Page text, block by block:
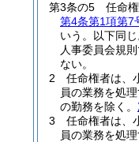
第3条の5
任命
第4条第1項第7
いう。以下同
人事委員会規
ない。
2
任命権者は、
員の業務を処
の勤務を除く。
3
任命権者は、
員の業務を処